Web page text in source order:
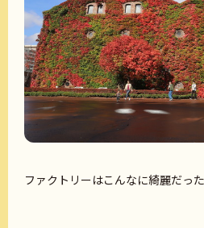
ファクトリーはこんなに綺麗だっ